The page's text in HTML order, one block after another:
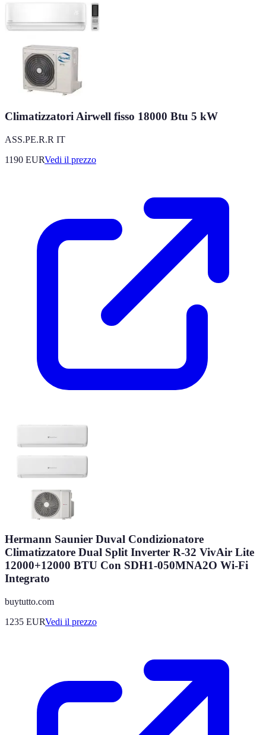
Climatizzatori Airwell fisso 18000 Btu 5 kW
ASS.PE.R.R IT
1190 EURVedi il prezzo
Hermann Saunier Duval Condizionatore
Climatizzatore Dual Split Inverter R-32 VivAir Lite
12000+12000 BTU Con SDH1-050MNA2O Wi-Fi
Integrato
buytutto.com
1235 EURVedi il prezzo